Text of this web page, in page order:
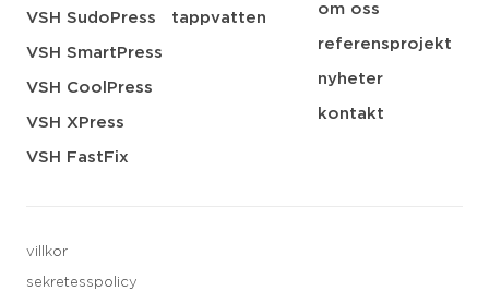
VSH SudoPress
VSH SmartPress
VSH CoolPress
VSH XPress
VSH FastFix
tappvatten
om oss
referensprojekt
nyheter
kontakt
villkor
sekretesspolicy